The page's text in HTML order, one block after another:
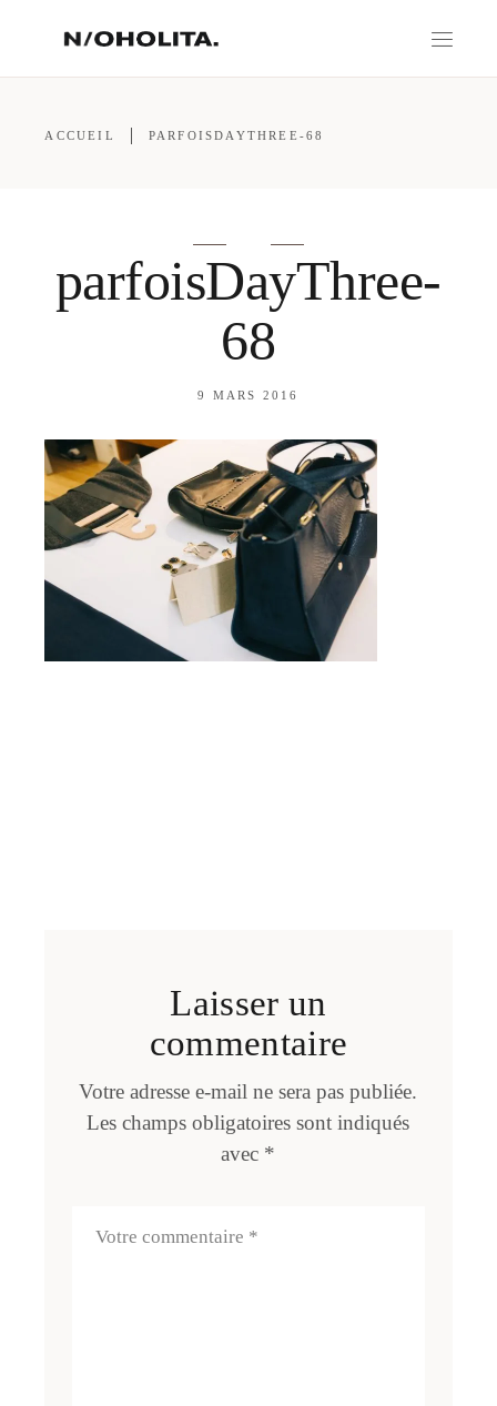
ACCUEIL PARFOISDAYTHREE-68
parfoisDayThree-
68
9 MARS 2016
Laisser un
commentaire
Votre adresse e-mail ne sera pas publiée.
Les champs obligatoires sont indiqués
avec *